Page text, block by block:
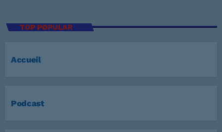
TOP POPULAR
Accueil
Podcast